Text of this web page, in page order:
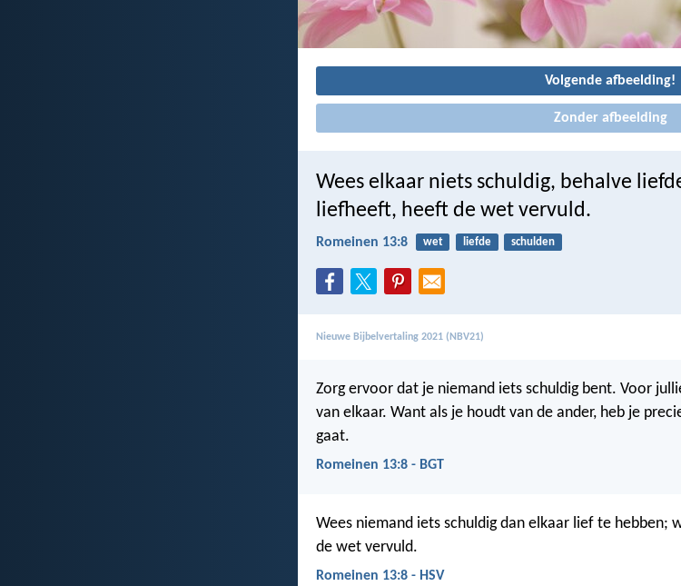
Volgende afbeelding!
Zonder afbeelding
Wees elkaar niets schuldig, behalve
liefheeft, heeft de wet vervuld.
Romeinen 13:8 wet liefde schulden
Nieuwe Bijbelvertaling 2021 (NBV21)
Zorg ervoor dat je niemand iets schuldig bent. Voor
van elkaar. Want als je houdt van de ander, heb je
gaat.
Romeinen 13:8 - BGT
Wees niemand iets schuldig dan elkaar lief te hebben;
de wet vervuld.
Romeinen 13:8 - HSV